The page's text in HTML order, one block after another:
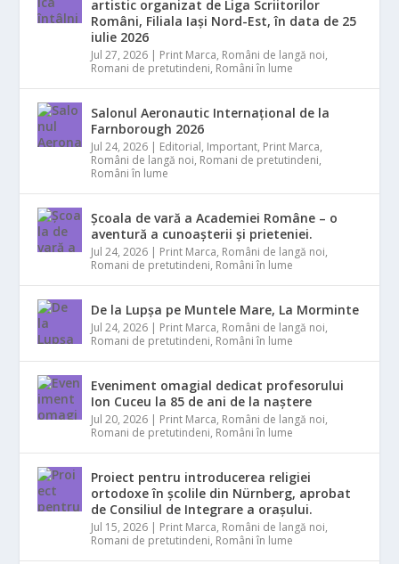
artistic organizat de Liga Scriitorilor
Români, Filiala Iași Nord-Est, în data de 25
iulie 2026
Jul 27, 2026 | Print Marca, Români de langă noi,
Romani de pretutindeni, Români în lume
Salonul Aeronautic Internațional de la
Farnborough 2026
Jul 24, 2026 | Editorial, Important, Print Marca,
Români de langă noi, Romani de pretutindeni,
Români în lume
Școala de vară a Academiei Române – o
aventură a cunoașterii și prieteniei.
Jul 24, 2026 | Print Marca, Români de langă noi,
Romani de pretutindeni, Români în lume
De la Lupșa pe Muntele Mare, La Morminte
Jul 24, 2026 | Print Marca, Români de langă noi,
Romani de pretutindeni, Români în lume
Eveniment omagial dedicat profesorului
Ion Cuceu la 85 de ani de la naștere
Jul 20, 2026 | Print Marca, Români de langă noi,
Romani de pretutindeni, Români în lume
Proiect pentru introducerea religiei
ortodoxe în școlile din Nürnberg, aprobat
de Consiliul de Integrare a orașului.
Jul 15, 2026 | Print Marca, Români de langă noi,
Romani de pretutindeni, Români în lume